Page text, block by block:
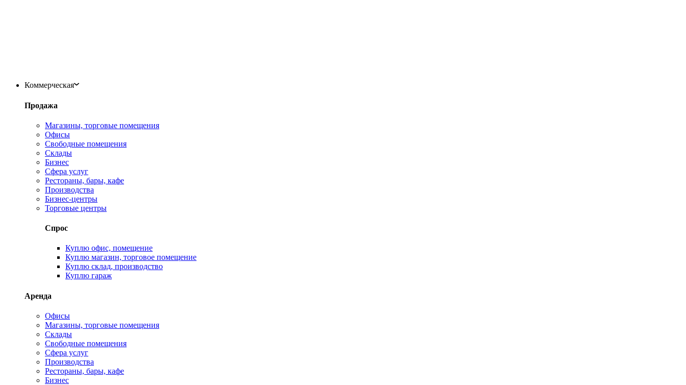
Коммерческая
Продажа
Магазины, торговые помещения
Офисы
Свободные помещения
Склады
Бизнес
Сфера услуг
Рестораны, бары, кафе
Производства
Бизнес-центры
Торговые центры
Спрос
Куплю офис, помещение
Куплю магазин, торговое помещение
Куплю склад, производство
Куплю гараж
Аренда
Офисы
Магазины, торговые помещения
Склады
Свободные помещения
Сфера услуг
Производства
Рестораны, бары, кафе
Бизнес